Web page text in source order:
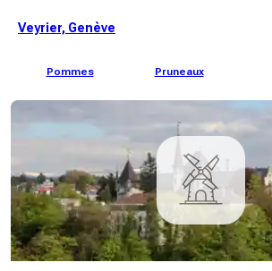
Veyrier, Genève
Pommes Pruneaux